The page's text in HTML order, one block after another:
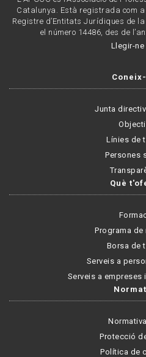
Catalunya. Està registrada com
Registre d’Entitats Jurídiques de
el número 14486, des de
Llegir-ne
Junta
Línies de
Persones
Què
Programa de
Borsa de
Serveis a
Serveis a
Protecció
Política de